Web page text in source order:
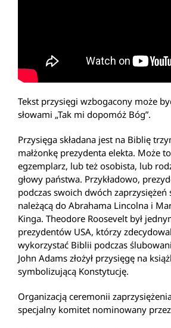
Tekst przysięgi wzbogacony może
słowami „Tak mi dopomóż Bóg”.
Przysięga składana jest na Biblię
małżonkę prezydenta elekta. Może
egzemplarz, lub też osobista, lub
głowy państwa. Przykładowo,
podczas swoich dwóch zaprzysiężeń
należącą do Abrahama Lincolna i
Kinga. Theodore Roosevelt był
prezydentów USA, którzy
wykorzystać Biblii podczas
John Adams złożył przysięgę na
symbolizującą Konstytucję.
Organizacją ceremonii
specjalny komitet nominowany